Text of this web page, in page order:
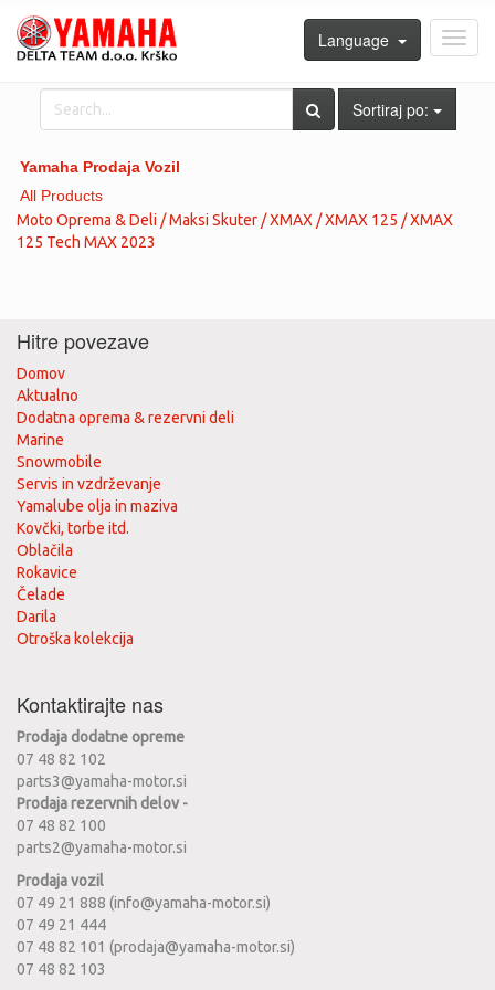
Language
Sortiraj po:
Yamaha Prodaja Vozil
All Products
Moto Oprema & Deli / Maksi Skuter / XMAX / XMAX 125 / XMAX
125 Tech MAX 2023
Hitre povezave
Domov
Aktualno
Dodatna oprema & rezervni deli
Marine
Snowmobile
Servis in vzdrževanje
Yamalube olja in maziva
Kovčki, torbe itd.
Oblačila
Rokavice
Čelade
Darila
Otroška kolekcija
Kontaktirajte nas
Prodaja dodatne opreme
07 48 82 102
parts3@yamaha-motor.si
Prodaja rezervnih delov -
07 48 82 100
parts2@yamaha-motor.si
Prodaja vozil
07 49 21 888 (info@yamaha-motor.si)
07 49 21 444
07 48 82 101 (prodaja@yamaha-motor.si)
07 48 82 103